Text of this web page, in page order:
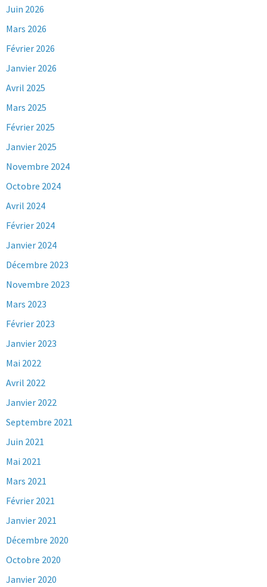
Juin 2026
Mars 2026
Février 2026
Janvier 2026
Avril 2025
Mars 2025
Février 2025
Janvier 2025
Novembre 2024
Octobre 2024
Avril 2024
Février 2024
Janvier 2024
Décembre 2023
Novembre 2023
Mars 2023
Février 2023
Janvier 2023
Mai 2022
Avril 2022
Janvier 2022
Septembre 2021
Juin 2021
Mai 2021
Mars 2021
Février 2021
Janvier 2021
Décembre 2020
Octobre 2020
Janvier 2020